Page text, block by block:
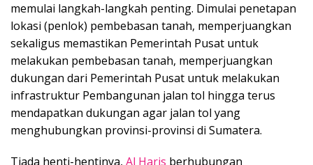
memulai langkah-langkah penting. Dimulai penetapan
lokasi (penlok) pembebasan tanah, memperjuangkan
sekaligus memastikan Pemerintah Pusat untuk
melakukan pembebasan tanah, memperjuangkan
dukungan dari Pemerintah Pusat untuk melakukan
infrastruktur Pembangunan jalan tol hingga terus
mendapatkan dukungan agar jalan tol yang
menghubungkan provinsi-provinsi di Sumatera.
Tiada henti-hentinya, Al Haris berhubungan